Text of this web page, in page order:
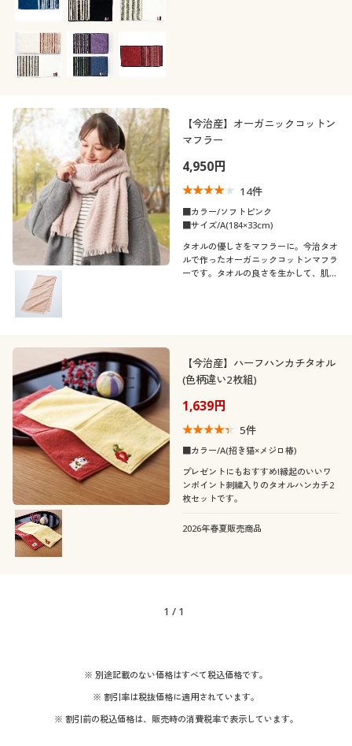
【今治産】オーガニックコットン
マフラー
4,950円
14件
■カラー/ソフトピンク
■サイズ/A(184×33cm)
タオルの優しさをマフラーに。今治タオ
ルで作ったオーガニックコットンマフラ
ーです。タオルの良さを生かして、肌ざ
【今治産】ハーフハンカチタオル
(色柄違い2枚組)
1,639円
5件
■カラー/A(招き猫×メジロ椿)
プレゼントにもおすすめ!縁起のいいワ
ンポイント刺繍入りのタオルハンカチ2
枚セットです。
2026年春夏販売商品
1 / 1
※ 別途記載のない価格はすべて税込価格です。
※ 割引率は税抜価格に適用されています。
※ 割引前の税込価格は、販売時の消費税率で表示しています。